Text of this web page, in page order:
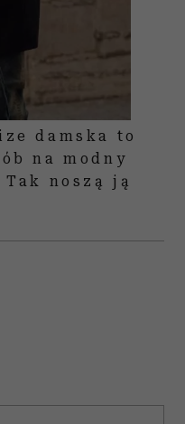
damska to
na modny
noszą ją